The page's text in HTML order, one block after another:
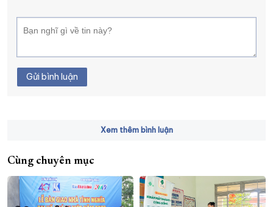
Gửi bình luận
Xem thêm bình luận
Cùng chuyên mục